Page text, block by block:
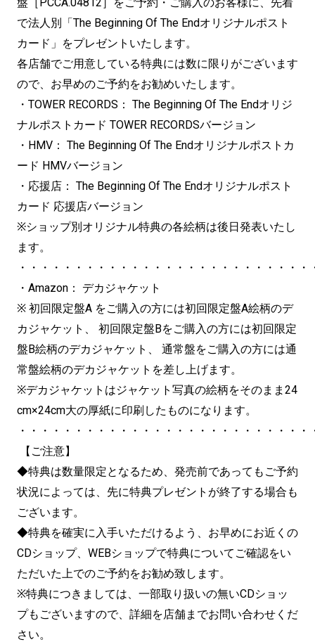
で法人別「The Beginning Of The Endオリジナルポスト
カード」をプレゼントいたします。
各店舗でご用意している特典には数に限りがございます
ので、お早めのご予約をお勧めいたします。
・TOWER RECORDS： The Beginning Of The Endオリジ
ナルポストカード TOWER RECORDSバージョン
・HMV： The Beginning Of The Endオリジナルポストカ
ード HMVバージョン
・応援店： The Beginning Of The Endオリジナルポスト
カード 応援店バージョン
※ショップ別オリジナル特典の各絵柄は後日発表いたし
ます。
・・・・・・・・・・・・・・・・・・・・・・・・・
・Amazon： デカジャケット
※ 初回限定盤A をご購入の方には初回限定盤A絵柄のデ
カジャケット、 初回限定盤Bをご購入の方には初回限定
盤B絵柄のデカジャケット、 通常盤をご購入の方には通
常盤絵柄のデカジャケットを差し上げます。
※デカジャケットはジャケット写真の絵柄をそのまま24
cm×24cm大の厚紙に印刷したものになります。
・・・・・・・・・・・・・・・・・・・・・・・・・
【ご注意】
◆特典は数量限定となるため、発売前であってもご予約
状況によっては、先に特典プレゼントが終了する場合も
ございます。
◆特典を確実に入手いただけるよう、お早めにお近くの
CDショップ、WEBショップで特典についてご確認をい
ただいた上でのご予約をお勧め致します。
※特典につきましては、一部取り扱いの無いCDショッ
プもございますので、詳細を店舗までお問い合わせくだ
さい。